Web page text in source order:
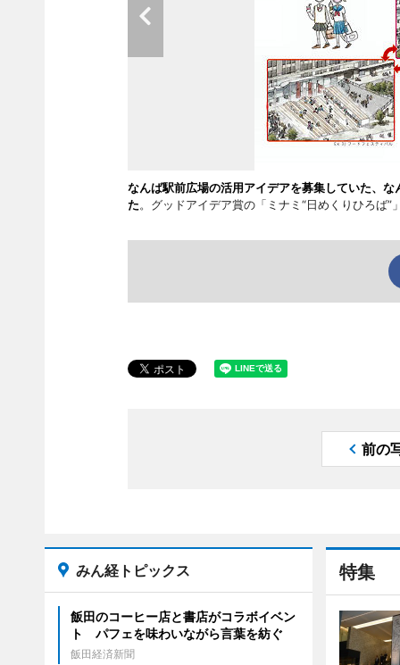
なんば駅前広場の活用アイデアを募集していた、
た。グッドアイデア賞の「ミナミ“日めくりひろば”
前の
特集
みん経トピックス
飯田のコーヒー店と書店がコラボイベン
ト パフェを味わいながら言葉を紡ぐ
飯田経済新聞